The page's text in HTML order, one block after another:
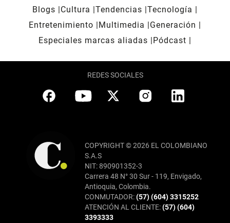
Blogs
Cultura Tendencias Tecnología
Entretenimiento
Multimedia
Generación
Especiales marcas aliadas
Pódcast
REDES SOCIALES
COPYRIGHT © 2026 EL COLOMBIANO
S.A.S
NIT: 890901352-3
Carrera 48 N° 30 Sur - 119, Envigado,
Antioquia, Colombia.
CONMUTADOR:(57) (604) 3315252
ATENCIÓN AL CLIENTE:(57) (604)
3393333